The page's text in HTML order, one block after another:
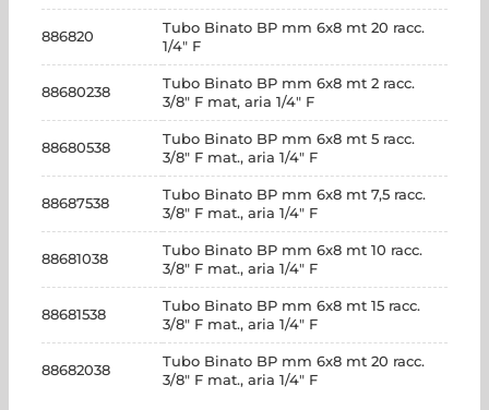
886820
Tubo Binato BP mm 6x8 mt 20 racc.
1/4" F
88680238
Tubo Binato BP mm 6x8 mt 2 racc.
3/8" F mat, aria 1/4" F
88680538
Tubo Binato BP mm 6x8 mt 5 racc.
3/8" F mat., aria 1/4" F
88687538
Tubo Binato BP mm 6x8 mt 7,5 racc.
3/8" F mat., aria 1/4" F
88681038
Tubo Binato BP mm 6x8 mt 10 racc.
3/8" F mat., aria 1/4" F
88681538
Tubo Binato BP mm 6x8 mt 15 racc.
3/8" F mat., aria 1/4" F
88682038
Tubo Binato BP mm 6x8 mt 20 racc.
3/8" F mat., aria 1/4" F